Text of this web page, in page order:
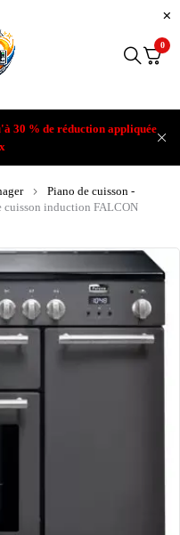
30 % de réduction appliquée
0
Piano de cuisson -
cuisson induction FALCON